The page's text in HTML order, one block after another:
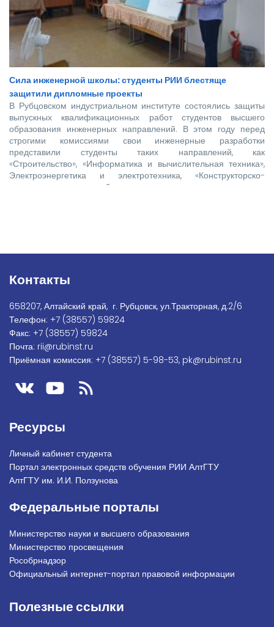
Сила инженерной школы: студенты РИИ блестяще
защитили дипломные проекты
В Рубцовском индустриальном институте состоялись защиты
выпускных квалификационных работ студентов высшего
образования инженерных направлений. В этом году перед
строгими комиссиями свои инженерные разработки
представили студенты таких направлений, как
«Строительство», «Информатика и вычислительная техника»,
Электроэнергетика и электротехника, «Конструкторско-
технологическое обеспечение машиностроительных
Контакты
658207, Алтайский край, г. Рубцовск, ул.Тракторная, д.2/6
Телефон: +7 (38557) 59824
Факс: +7 (38557) 59824
Почта: rii@rubinst.ru
Приёмная комиссия: +7 (38557) 5-98-53, pk@rubinst.ru
Ресурсы
Личный кабинет студента
Портал электронных средств обучения РИИ АлтГТУ
АлтГТУ им. И.И. Ползунова
Федеральные порталы
Министерство науки и высшего образования
Министерство просвещения
Рособрнадзор
Официальный интернет-портал правовой информации
Полезные ссылки